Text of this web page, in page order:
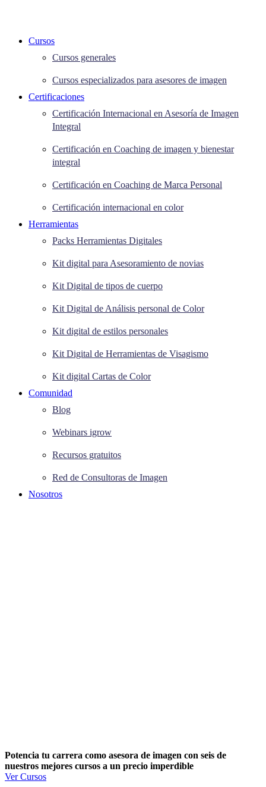
Cursos
Cursos generales
Cursos especializados para asesores de imagen
Certificaciones
Certificación Internacional en Asesoría de Imagen
Integral
Certificación en Coaching de imagen y bienestar
integral
Certificación en Coaching de Marca Personal
Certificación internacional en color
Herramientas
Packs Herramientas Digitales
Kit digital para Asesoramiento de novias
Kit Digital de tipos de cuerpo
Kit Digital de Análisis personal de Color
Kit digital de estilos personales
Kit Digital de Herramientas de Visagismo
Kit digital Cartas de Color
Comunidad
Blog
Webinars igrow
Recursos gratuitos
Red de Consultoras de Imagen
Nosotros
Potencia tu carrera como asesora de imagen con seis de
nuestros mejores cursos a un precio imperdible
Ver Cursos